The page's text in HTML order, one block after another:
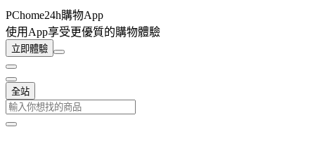
PChome24h購物App
使用App享受更優質的購物體驗
立即體驗
全站